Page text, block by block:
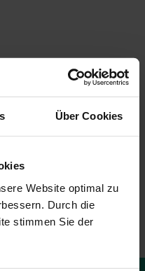
Über Cookies
Website optimal zu
Durch die
stimmen Sie der
%